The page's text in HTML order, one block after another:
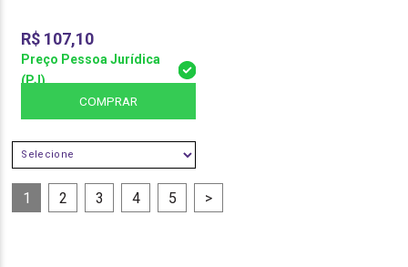
R$ 107,10
Preço Pessoa Jurídica
(PJ)
COMPRAR
SELECIONE
1 2 3 4 5 >